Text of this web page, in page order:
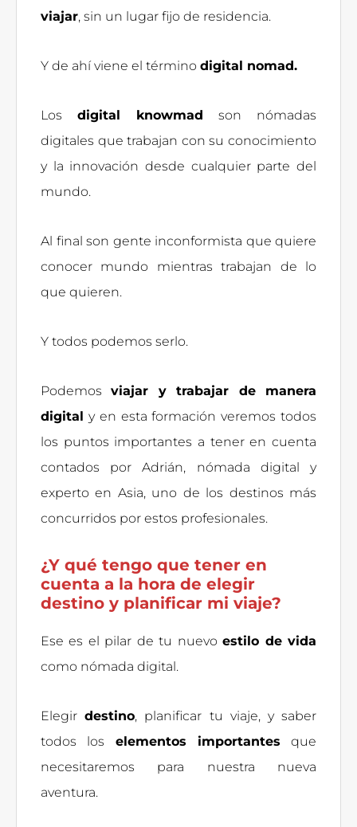
viajar, sin un lugar fijo de residencia.
Y de ahí viene el término digital nomad.
Los digital knowmad son nómadas
digitales que trabajan con su conocimiento
y la innovación desde cualquier parte del
mundo.
Al final son gente inconformista que quiere
conocer mundo mientras trabajan de lo
que quieren.
Y todos podemos serlo.
Podemosviajar y trabajar de manera
digital y en esta formación veremos todos
los puntos importantes a tener en cuenta
contados por Adrián, nómada digital y
experto en Asia, uno de los destinos más
concurridos por estos profesionales.
¿Y qué tengo que tener en
cuenta a la hora de elegir
destino y planificar mi viaje?
Ese es el pilar de tu nuevoestilo de vida
como nómada digital.
Elegirdestino, planificar tu viaje, y saber
todos los elementos importantes que
necesitaremos para nuestra nueva
aventura.